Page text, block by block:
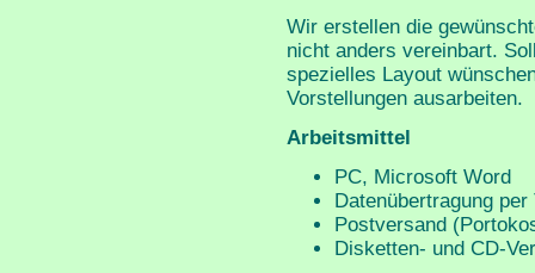
Wir erstellen die
nicht anders vereinbart.
spezielles Layout
Vorstellungen ausarbeiten.
Arbeitsmittel
PC, Microsoft Word
Datenübertragung
Postversand
Disketten- und CD-